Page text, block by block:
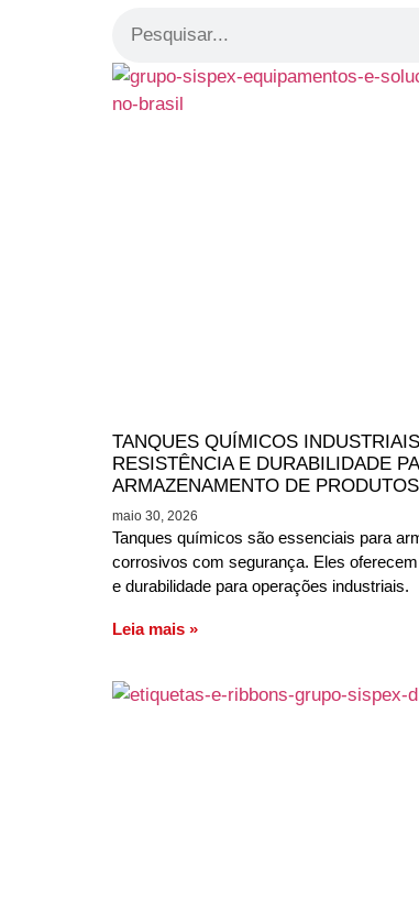
TANQUES QUÍMICOS
RESISTÊNCIA E DURABILIDADE
ARMAZENAMENTO DE
maio 30, 2026
Tanques químicos são essenciais para
corrosivos com segurança. Eles
e durabilidade para operações industriais.
Leia mais »